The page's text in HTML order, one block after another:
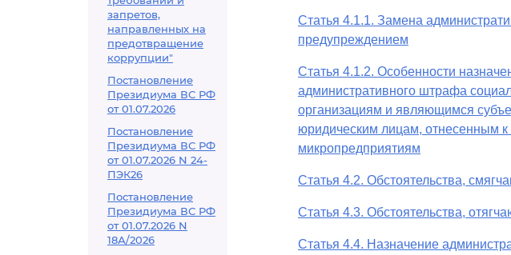
запретов,
направленных на
предотвращение
коррупции"
Постановление
Президиума ВС РФ
от 01.07.2026
Постановление
Президиума ВС РФ
от 01.07.2026 N 24-
ПЭК26
Постановление
Президиума ВС РФ
от 01.07.2026 N
18А/2026
Статья 4.1.1. Замена
предупреждением
Статья 4.1.2. Особенности
административного штрафа
организациям и являющимся
юридическим лицам, отнесенным
микропредприятиям
Статья 4.2. Обстоятельства,
Статья 4.3. Обстоятельства,
Статья 4.4. Назначение